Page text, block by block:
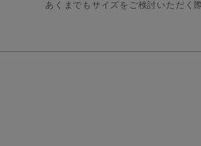
あくまでもサイズをご検討いただく